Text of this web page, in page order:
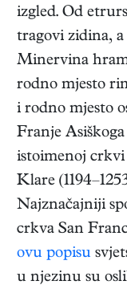
izgled. Od
tragovi zidina,
Minervina
rodno mjesto
i rodno mjesto
Franje Asiškoga
istoimenoj crkvi
Klare
Najznačajniji
crkva San
ovu popisu
u njezinu su